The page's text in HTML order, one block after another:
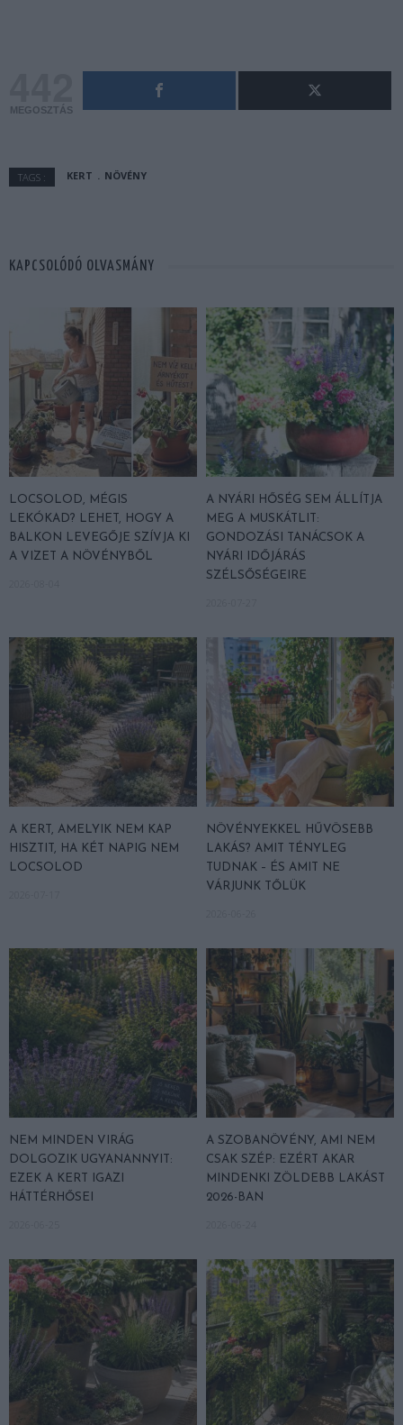
MEGOSZTÁS
TAGS : KERT NÖVÉNY
KAPCSOLÓDÓ OLVASMÁNY
LOCSOLOD, MÉGIS
LEKÓKAD? LEHET, HOGY A
BALKON LEVEGŐJE SZÍVJA KI
A VIZET A NÖVÉNYBŐL
A NYÁRI HŐSÉG SEM ÁLLÍTJA
MEG A MUSKÁTLIT:
GONDOZÁSI TANÁCSOK A
NYÁRI IDŐJÁRÁS
SZÉLSŐSÉGEIRE
A KERT, AMELYIK NEM KAP
HISZTIT, HA KÉT NAPIG NEM
LOCSOLOD
NÖVÉNYEKKEL HŰVÖSEBB
LAKÁS? AMIT TÉNYLEG
TUDNAK – ÉS AMIT NE
VÁRJUNK TŐLÜK
NEM MINDEN VIRÁG
DOLGOZIK UGYANANNYIT:
EZEK A KERT IGAZI
HÁTTÉRHŐSEI
A SZOBANÖVÉNY, AMI NEM
CSAK SZÉP: EZÉRT AKAR
MINDENKI ZÖLDEBB LAKÁST
2026-BAN